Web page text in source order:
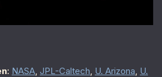
: NASA, JPL-Caltech, U. Arizona, U.